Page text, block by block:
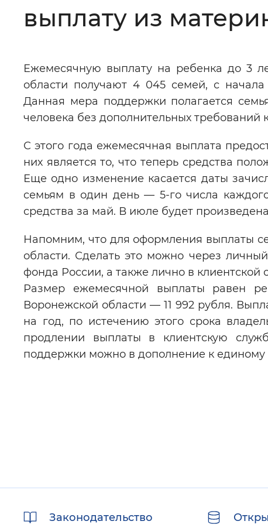
Цвет сайта: Монохромный
Изображения: Включены
Звуковой ассистент:
Вернуть стандартные настройки
выплату из
Ежемесячную выплату на ребенка до 3
области получают 4 045 семей, с
Данная мера поддержки полагается
человека без дополнительных требований
С этого года ежемесячная выплата
них является то, что теперь средства
Еще одно изменение касается даты
семьям в один день — 5-го числа
средства за май. В июле будет
Напомним, что для оформления выплаты
области. Сделать это можно через
фонда России, а также лично в
Размер ежемесячной выплаты равен
Воронежской области — 11 992 рубля.
на год, по истечению этого срока
продлении выплаты в клиентскую
поддержки можно в дополнение к
Законодательство